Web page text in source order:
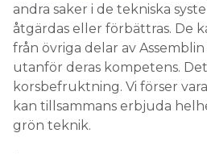
andra saker i de tekniska
åtgärdas eller förbättras. De
från övriga delar av
utanför deras kompetens.
korsbefruktning. Vi förser
kan tillsammans erbjuda
grön teknik.